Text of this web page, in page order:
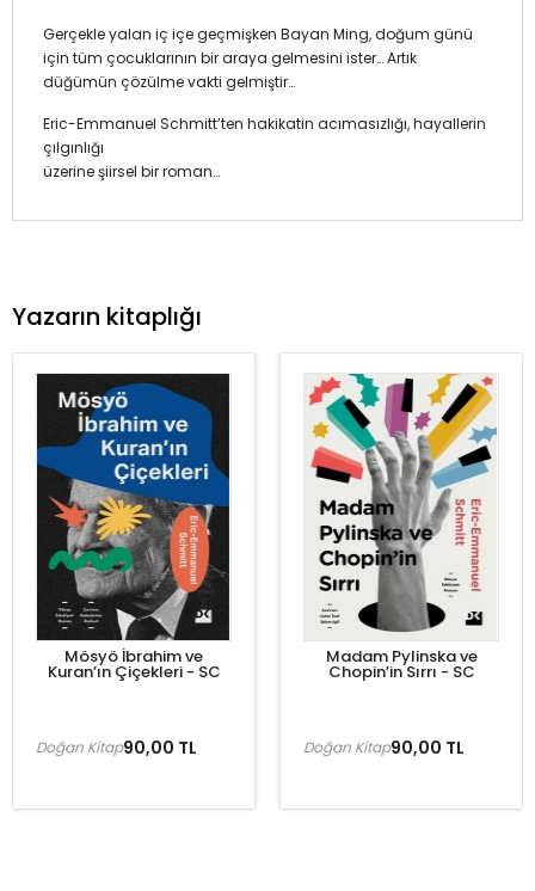
Gerçekle yalan iç içe geçmişken Bayan Ming, doğum günü
için tüm çocuklarının bir araya gelmesini ister… Artık
düğümün çözülme vakti gelmiştir…
Eric-Emmanuel Schmitt’ten hakikatin acımasızlığı, hayallerin
çılgınlığı
üzerine şiirsel bir roman…
Yazarın kitaplığı
Mösyö İbrahim ve
Kuran’ın Çiçekleri - SC
90,00 TL
Doğan Kitap
Madam Pylinska ve
Chopin’in Sırrı - SC
90,00 TL
Doğan Kitap